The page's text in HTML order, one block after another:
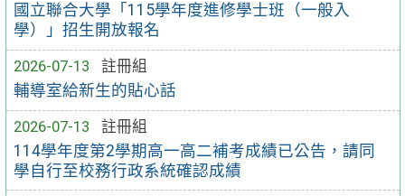
國立聯合大學「115學年度進修學士班（一般入
學）」招生開放報名
2026-07-13
註冊組
輔導室給新生的貼心話
2026-07-13
註冊組
114學年度第2學期高一高二補考成績已公告，請同
學自行至校務行政系統確認成績